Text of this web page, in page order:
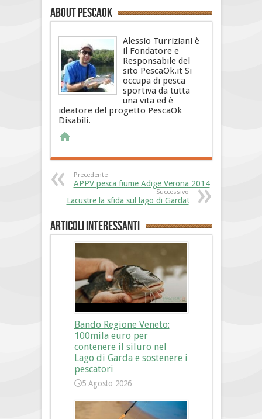
About PescaOk
Alessio Turriziani è
il Fondatore e
Responsabile del
sito PescaOk.it Si
occupa di pesca
sportiva da tutta
una vita ed è
ideatore del progetto PescaOk
Disabili.
Precedente
APPV pesca fiume Adige Verona 2014
Successivo
Lacustre la sfida sul lago di Garda!
Articoli interessanti
Bando Regione Veneto:
100mila euro per
contenere il siluro nel
Lago di Garda e sostenere i
pescatori
5 Agosto 2026